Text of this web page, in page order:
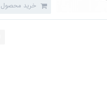
خرید محصول